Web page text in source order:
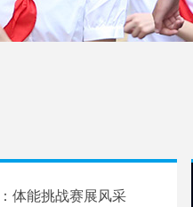
体能挑战赛展风采